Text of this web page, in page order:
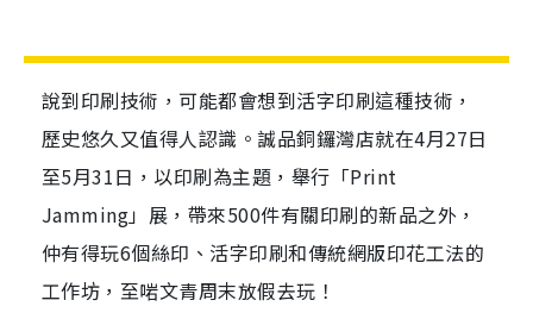
說到印刷技術，可能都會想到活字印刷這種技術，
歷史悠久又值得人認識。誠品銅鑼灣店就在4月27日
至5月31日，以印刷為主題，舉行「Print
Jamming」展，帶來500件有關印刷的新品之外，
仲有得玩6個絲印、活字印刷和傳統網版印花工法的
工作坊，至啱文青周末放假去玩！